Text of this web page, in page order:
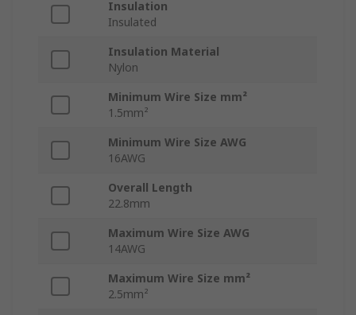
Insulation
Insulated
Insulation Material
Nylon
Minimum Wire Size mm²
1.5mm²
Minimum Wire Size AWG
16AWG
Overall Length
22.8mm
Maximum Wire Size AWG
14AWG
Maximum Wire Size mm²
2.5mm²